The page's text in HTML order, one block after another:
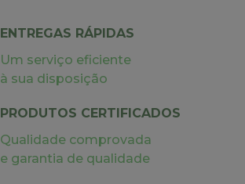
ENTREGAS RÁPIDAS
Um serviço eficiente
à sua disposição
PRODUTOS CERTIFICADOS
Qualidade comprovada
e garantia de qualidade